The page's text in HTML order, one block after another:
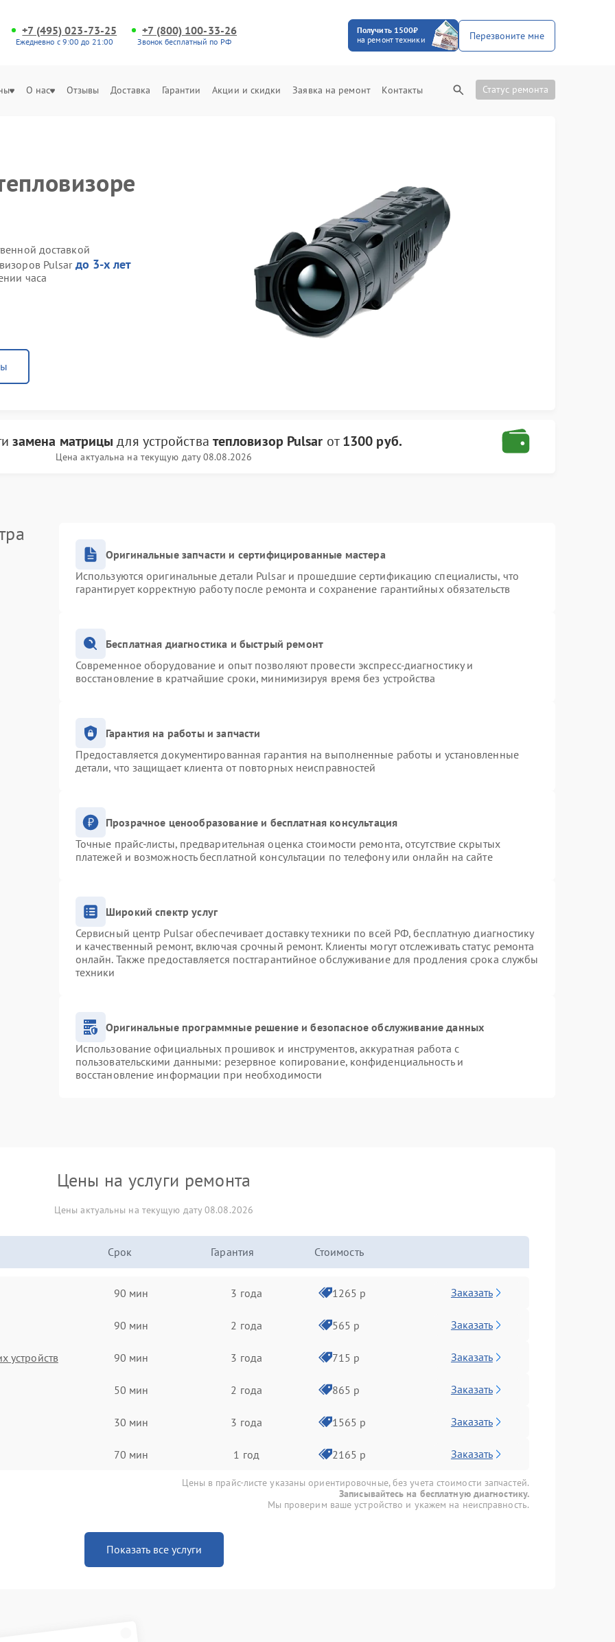
+7 (495) 023-73-25
Ежедневно с 9:00 до 21:00
+7 (800) 100-33-26
Звонок бесплатный по РФ
Получить 1500₽
на ремонт техники
Перезвоните мне
О нас Отзывы Доставка Гарантии Акции и скидки Заявка на ремонт Контакты Статус ремонта
доставкой
Pulsar до 3-х лет
часа
замена матрицы для устройства тепловизор Pulsar от1300 руб.
Цена актуальна на текущую дату 08.08.2026
Оригинальные запчасти и сертифицированные мастера
Используются оригинальные детали Pulsar и прошедшие сертификацию специалисты, что
гарантирует корректную работу после ремонта и сохранение гарантийных обязательств
Бесплатная диагностика и быстрый ремонт
Современное оборудование и опыт позволяют провести экспресс-диагностику и
восстановление в кратчайшие сроки, минимизируя время без устройства
Гарантия на работы и запчасти
Предоставляется документированная гарантия на выполненные работы и установленные
детали, что защищает клиента от повторных неисправностей
Прозрачное ценообразование и бесплатная консультация
Точные прайс-листы, предварительная оценка стоимости ремонта, отсутствие скрытых
платежей и возможность бесплатной консультации по телефону или онлайн на сайте
Широкий спектр услуг
Сервисный центр Pulsar обеспечивает доставку техники по всей РФ, бесплатную диагностику
и качественный ремонт, включая срочный ремонт. Клиенты могут отслеживать статус ремонта
онлайн. Также предоставляется постгарантийное обслуживание для продления срока службы
техники
Оригинальные программные решение и безопасное обслуживание данных
Использование официальных прошивок и инструментов, аккуратная работа с
пользовательскими данными: резервное копирование, конфиденциальность и
восстановление информации при необходимости
Цены на услуги ремонта
Цены актуальны на текущую дату 08.08.2026
Срок Гарантия Стоимость
90 мин 3 года 1265 р Заказать
90 мин 2 года 565 р Заказать
устройств 90 мин 3 года 715 р Заказать
50 мин 2 года 865 р Заказать
30 мин 3 года 1565 р Заказать
70 мин 1 год 2165 р Заказать
Цены в прайс-листе указаны ориентировочные, без учета стоимости запчастей.
Записывайтесь на бесплатную диагностику.
Мы проверим ваше устройство и укажем на неисправность.
Показать все услуги